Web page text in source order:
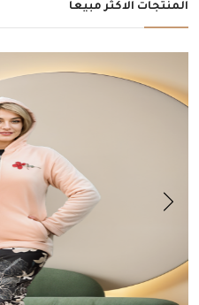
المنتجات الاكثر مبيعا